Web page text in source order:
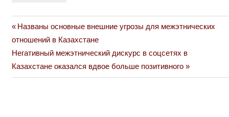
Навигация
по
записям
Previous
Post:
Названы основные внешние угрозы для межэтнических
отношений в Казахстане
Next
Post:
Негативный межэтнический дискурс в соцсетях в
Казахстане оказался вдвое больше позитивного